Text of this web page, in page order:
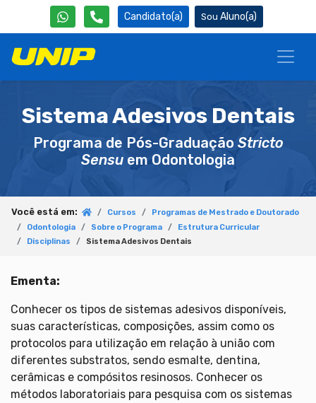
Candidato(a) Aluno(a)
Sistema Adesivos Dentais
Programa de Pós-Graduação Stricto
Sensu em Odontologia
Você está em: Cursos
Programas de Mestrado e Doutorado
Odontologia
Sobre o Programa
Estrutura Curricular
Disciplinas
Sistema Adesivos Dentais
Ementa:
Conhecer os tipos de sistemas adesivos disponíveis,
suas características, composições, assim como os
protocolos para utilização em relação à união com
diferentes substratos, sendo esmalte, dentina,
cerâmicas e compósitos resinosos. Conhecer os
métodos laboratoriais para pesquisa com os sistemas